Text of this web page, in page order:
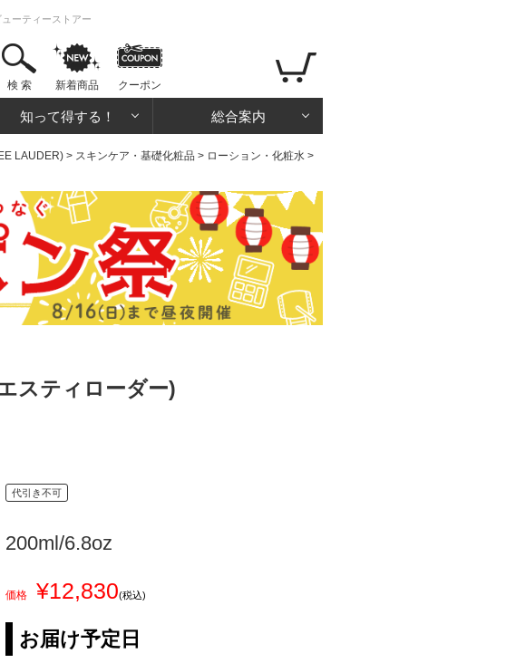
ーティーストアー
検 索 新着商品 クーポン
知って得する！ 総合案内
LAUDER) > スキンケア・基礎化粧品 > ローション・化粧水 >
スティローダー)
代引き不可
200ml/6.8oz
価格 ¥12,830(税込)
お届け予定日